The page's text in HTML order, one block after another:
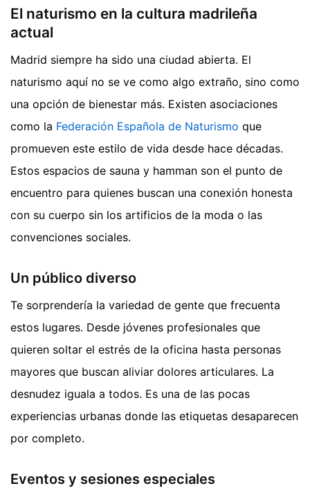
El naturismo en la cultura madrileña
actual
Madrid siempre ha sido una ciudad abierta. El
naturismo aquí no se ve como algo extraño, sino como
una opción de bienestar más. Existen asociaciones
como la Federación Española de Naturismo que
promueven este estilo de vida desde hace décadas.
Estos espacios de sauna y hamman son el punto de
encuentro para quienes buscan una conexión honesta
con su cuerpo sin los artificios de la moda o las
convenciones sociales.
Un público diverso
Te sorprendería la variedad de gente que frecuenta
estos lugares. Desde jóvenes profesionales que
quieren soltar el estrés de la oficina hasta personas
mayores que buscan aliviar dolores articulares. La
desnudez iguala a todos. Es una de las pocas
experiencias urbanas donde las etiquetas desaparecen
por completo.
Eventos y sesiones especiales